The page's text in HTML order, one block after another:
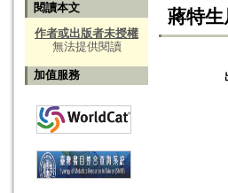
閱讀本文
作者或出版者未授權
無法提供閱讀
加值服務
蔣特